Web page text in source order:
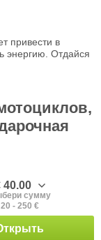
привести в
энергию. Отдайся
40.00
сумму
20 - 250 €